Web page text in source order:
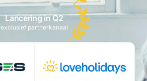
Lancering in Q2
exclusief partnerkanaal